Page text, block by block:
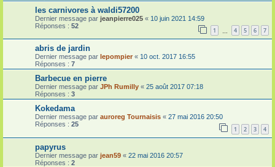
les carnivores à waldi57200
Dernier message par jeanpierre025 « 10 juin 2021 14:59
Réponses : 52
1 4 5 6 7
abris de jardin
Dernier message par lepompier « 10 oct. 2017 16:55
Réponses : 7
Barbecue en pierre
Dernier message par JPh Rumilly « 25 août 2017 07:18
Réponses : 3
Kokedama
Dernier message par auroreg Tournaisis « 27 mai 2016 20:50
Réponses : 25
1 2 3 4
papyrus
Dernier message par jean59 « 22 mai 2016 20:57
Réponses : 2